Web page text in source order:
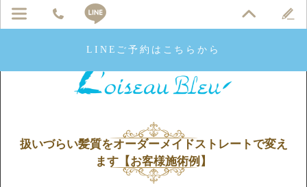
LINEご予約はこちらから
扱いづらい髪質をオーダーメイドストレートで変え
ます【お客様施術例】